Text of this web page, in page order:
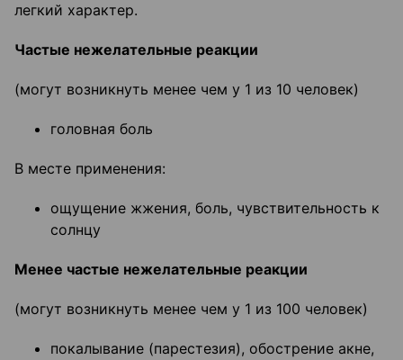
легкий характер.
Частые нежелательные реакции
(могут возникнуть менее чем у 1 из 10 человек)
головная боль
В месте применения:
ощущение жжения, боль, чувствительность к
солнцу
Менее частые нежелательные реакции
(могут возникнуть менее чем у 1 из 100 человек)
покалывание (парестезия), обострение акне,